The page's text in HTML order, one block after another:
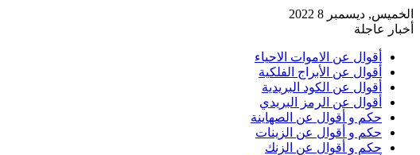
الخميس, ديسمبر 8 2022
أخبار عاجلة
أقوال عن الاموات الاحياء
أقوال عن الأبراج الفلكية
أقوال عن الكود البريدية
أقوال عن الرمز البريدي
حكم و أقوال عن الصهاينة
حكم و أقوال عن الزينات
حكم و أقوال عن الزنك